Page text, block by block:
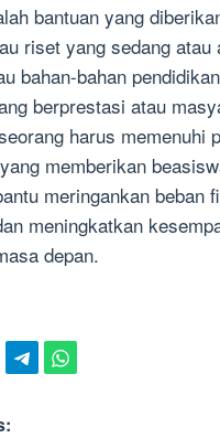
bantuan yang
riset yang sedang
bahan-bahan
berprestasi atau
harus memenuhi
memberikan
meringankan beban
meningkatkan
depan.